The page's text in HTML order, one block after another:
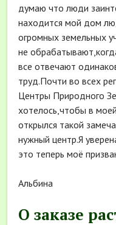
думаю что люди
находится мой дом
огромных земельных
не
все отвечают
труд.Почти во всех
Центры Природного
хотелось,чтобы в
открылся такой
нужный центр.Я
это теперь моё
Альбина
О заказе